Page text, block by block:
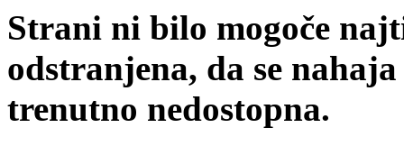
Strani ni bilo mogoče
odstranjena, da se
trenutno nedostopna.